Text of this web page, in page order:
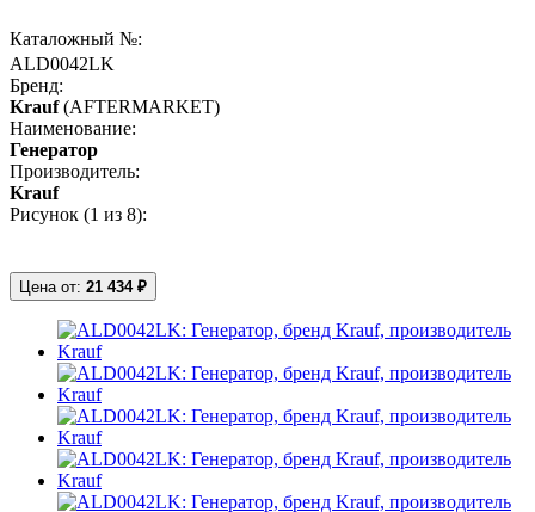
Каталожный №:
ALD0042LK
Бренд:
Krauf (AFTERMARKET)
Наименование:
Генератор
Производитель:
Krauf
Рисунок (1 из 8):
Цена от: 21 434 ₽